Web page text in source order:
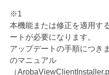
※1
本機能または修正を適用す
ートが必要になります。
アップデートの手順につき
のマニュアル
（